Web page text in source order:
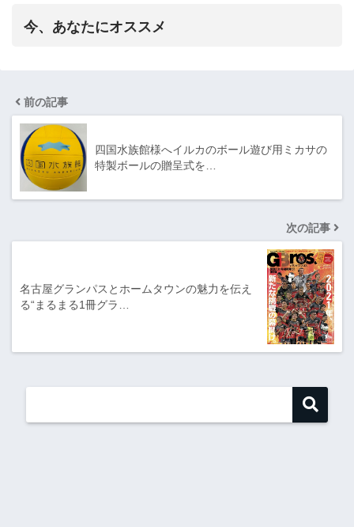
今、あなたにオススメ
前の記事
四国水族館様へイルカのボール遊び用ミカサの
特製ボールの贈呈式を…
次の記事
名古屋グランパスとホームタウンの魅力を伝え
る“まるまる1冊グラ…